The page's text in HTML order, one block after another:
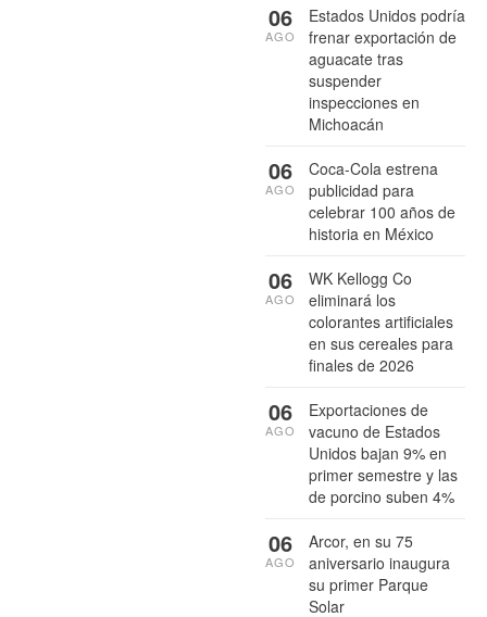
Estados Unidos podría
frenar exportación de
aguacate tras
suspender
inspecciones en
Michoacán
06
AGO
Coca-Cola estrena
publicidad para
celebrar 100 años de
historia en México
06
AGO
WK Kellogg Co
eliminará los
colorantes artificiales
en sus cereales para
finales de 2026
06
AGO
Exportaciones de
vacuno de Estados
Unidos bajan 9% en
primer semestre y las
de porcino suben 4%
06
AGO
Arcor, en su 75
aniversario inaugura
su primer Parque
Solar
06
AGO